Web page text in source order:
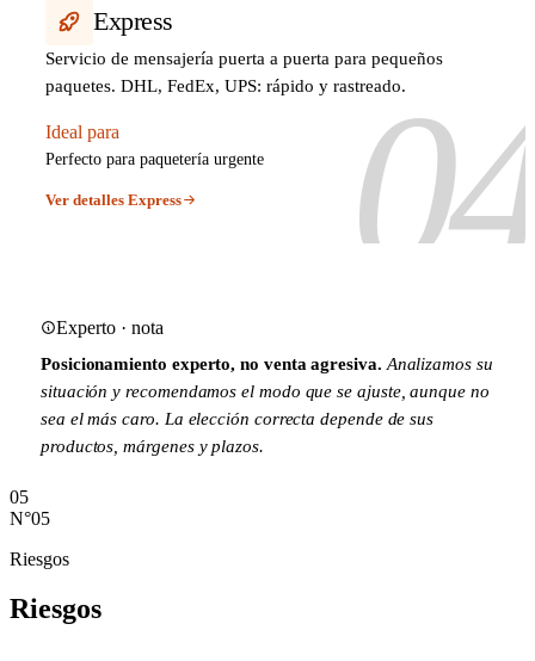
Express
Servicio de mensajería puerta a puerta para pequeños
paquetes. DHL, FedEx, UPS: rápido y rastreado.
Ideal para
Perfecto para paquetería urgente
Ver detalles Express
Experto · nota
Posicionamiento experto, no venta agresiva. Analizamos su
situación y recomendamos el modo que se ajuste, aunque no
sea el más caro. La elección correcta depende de sus
productos, márgenes y plazos.
05
N°05
Riesgos
Riesgos